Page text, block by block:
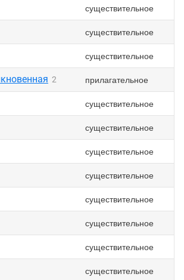
существительное
существительное
существительное
2 прилагательное
существительное
существительное
существительное
существительное
существительное
существительное
существительное
существительное